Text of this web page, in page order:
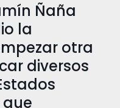
Ñaña
la
otra
diversos
que